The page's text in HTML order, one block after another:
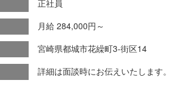
正社員
月給 284,000円～
宮崎県都城市花繰町3-街区14
詳細は面談時にお伝えいたします。